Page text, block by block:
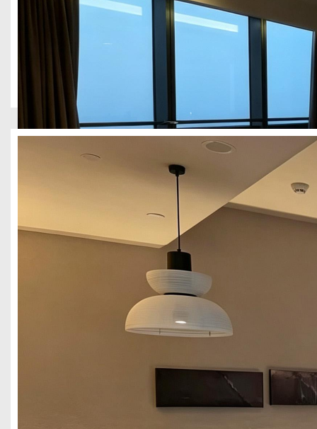
成都青羊2300平酒店装修
四川壹西格玛建筑工程有限公司承接成都青羊区 2300 平精品酒店
浴休闲区全空间落地。团队从空间布局、材质搭配、软装陈设到
与氛围感的城市精品旅居空间。